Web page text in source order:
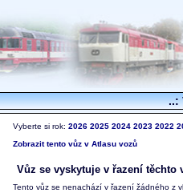
..:
Vyberte si rok: 2026 2025 2024 2023 2022
Zobrazit tento vůz v Atlasu vozů
Vůz se vyskytuje v řazení těchto
Tento vůz se nenachází v řazení žádného z